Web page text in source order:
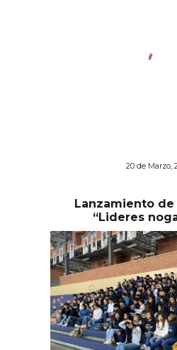
20de Marzo,
Lanzamiento
“Lideres